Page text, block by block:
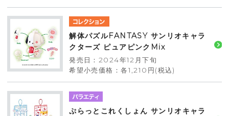
解体パズルFANTASY サンリオキャラ
クターズ ピュアピンクMix
発売日：2024年12月下旬
希望小売価格：各1,210円(税込)
ぷらっとこれくしょん サンリオキャラ